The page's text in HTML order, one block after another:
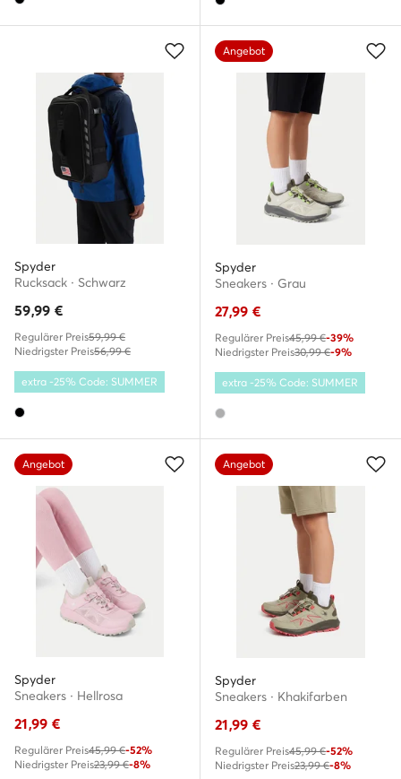
Spyder
Rucksack · Schwarz
59,99 €
Regulärer Preis59,99 €
Niedrigster Preis56,99 €
extra -25% Code: SUMMER
Angebot
Spyder
Sneakers · Grau
27,99 €
Regulärer Preis45,99 €-39%
Niedrigster Preis30,99 €-9%
extra -25% Code: SUMMER
Angebot
Spyder
Sneakers · Hellrosa
21,99 €
Regulärer Preis45,99 €-52%
Niedrigster Preis23,99 €-8%
Angebot
Spyder
Sneakers · Khakifarben
21,99 €
Regulärer Preis45,99 €-52%
Niedrigster Preis23,99 €-8%